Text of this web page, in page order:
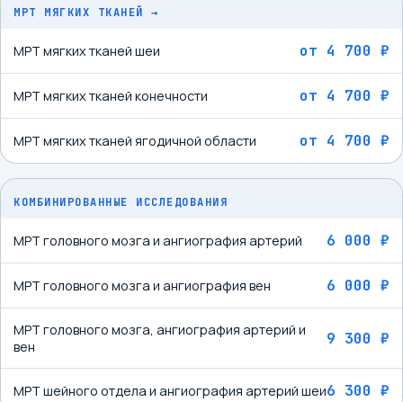
МРТ МЯГКИХ ТКАНЕЙ →
МРТ мягких тканей шеи от 4 700 ₽
МРТ мягких тканей конечности от 4 700 ₽
МРТ мягких тканей ягодичной области от 4 700 ₽
КОМБИНИРОВАННЫЕ ИССЛЕДОВАНИЯ
МРТ головного мозга и ангиография артерий 6 000 ₽
МРТ головного мозга и ангиография вен 6 000 ₽
МРТ головного мозга, ангиография артерий и
вен
9 300 ₽
МРТ шейного отдела и ангиография артерий шеи6 300 ₽